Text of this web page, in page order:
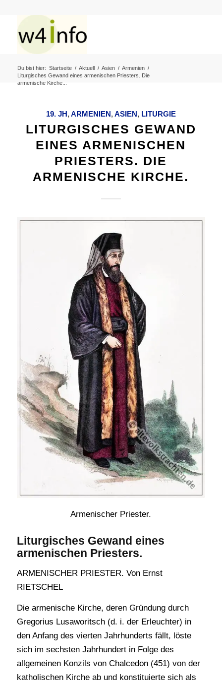
Du bist hier: Startseite / Aktuell / Asien / Armenien /
Liturgisches Gewand eines armenischen Priesters. Die
armenische Kirche...
19. JH,ARMENIEN,ASIEN, LITURGIE
LITURGISCHES GEWAND
EINES ARMENISCHEN
PRIESTERS. DIE
ARMENISCHE KIRCHE.
Armenischer Priester.
Liturgisches Gewand eines
armenischen Priesters.
ARMENISCHER PRIESTER. Von Ernst
RIETSCHEL
Die armenische Kirche, deren Gründung durch
Gregorius Lusaworitsch (d. i. der Erleuchter) in
den Anfang des vierten Jahrhunderts fällt, löste
sich im sechsten Jahrhundert in Folge des
allgemeinen Konzils von Chalcedon (451) von der
katholischen Kirche ab und konstituierte sich als